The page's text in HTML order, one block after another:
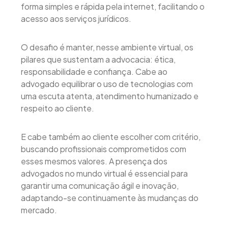
forma simples e rápida pela internet, facilitando o
acesso aos serviços jurídicos.
O desafio é manter, nesse ambiente virtual, os
pilares que sustentam a advocacia: ética,
responsabilidade e confiança. Cabe ao
advogado equilibrar o uso de tecnologias com
uma escuta atenta, atendimento humanizado e
respeito ao cliente.
E cabe também ao cliente escolher com critério,
buscando profissionais comprometidos com
esses mesmos valores. A presença dos
advogados no mundo virtual é essencial para
garantir uma comunicação ágil e inovação,
adaptando-se continuamente às mudanças do
mercado.